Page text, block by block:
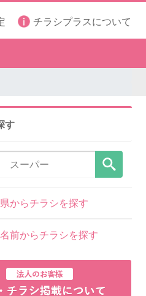
チラシプラスについて
す
からチラシを探す
前からチラシを探す